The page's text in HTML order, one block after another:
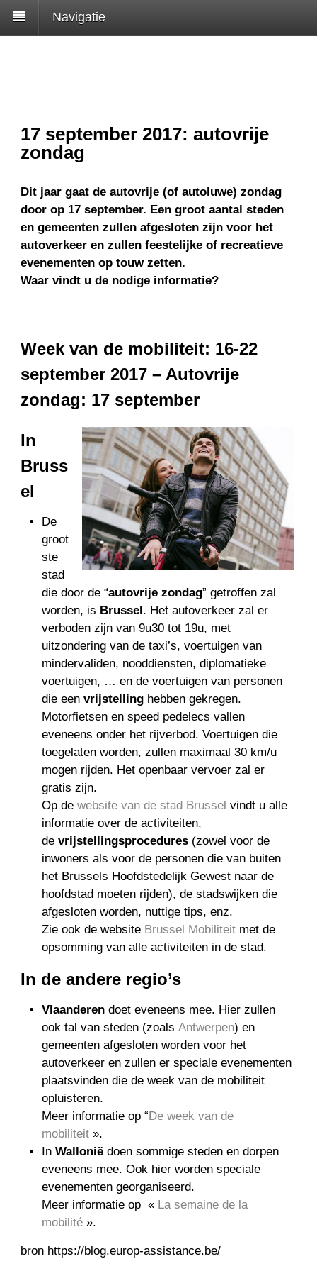
Navigatie
17 september 2017: autovrije
zondag
Dit jaar gaat de autovrije (of autoluwe) zondag
door op 17 september. Een groot aantal steden
en gemeenten zullen afgesloten zijn voor het
autoverkeer en zullen feestelijke of recreatieve
evenementen op touw zetten.
Waar vindt u de nodige informatie?
Week van de mobiliteit: 16-22
september 2017 – Autovrije
zondag: 17 september
In
Bruss
el
De
groot
ste
stad
die door de “autovrije zondag” getroffen zal
worden, is Brussel. Het autoverkeer zal er
verboden zijn van 9u30 tot 19u, met
uitzondering van de taxi’s, voertuigen van
mindervaliden, nooddiensten, diplomatieke
voertuigen, … en de voertuigen van personen
die eenvrijstelling hebben gekregen.
Motorfietsen en speed pedelecs vallen
eveneens onder het rijverbod. Voertuigen die
toegelaten worden, zullen maximaal 30 km/u
mogen rijden. Het openbaar vervoer zal er
gratis zijn.
Op dewebsite van de stad Brussel vindt u alle
informatie over de activiteiten,
devrijstellingsprocedures (zowel voor de
inwoners als voor de personen die van buiten
het Brussels Hoofdstedelijk Gewest naar de
hoofdstad moeten rijden), de stadswijken die
afgesloten worden, nuttige tips, enz.
Zie ook de website Brussel Mobiliteit met de
opsomming van alle activiteiten in de stad.
In de andere regio’s
Vlaanderen doet eveneens mee. Hier zullen
ook tal van steden (zoalsAntwerpen) en
gemeenten afgesloten worden voor het
autoverkeer en zullen er speciale evenementen
plaatsvinden die de week van de mobiliteit
opluisteren.
Meer informatie op “De week van de
mobiliteit».
InWallonië doen sommige steden en dorpen
eveneens mee. Ook hier worden speciale
evenementen georganiseerd.
Meer informatie op « La semaine de la
mobilité».
bron https://blog.europ-assistance.be/